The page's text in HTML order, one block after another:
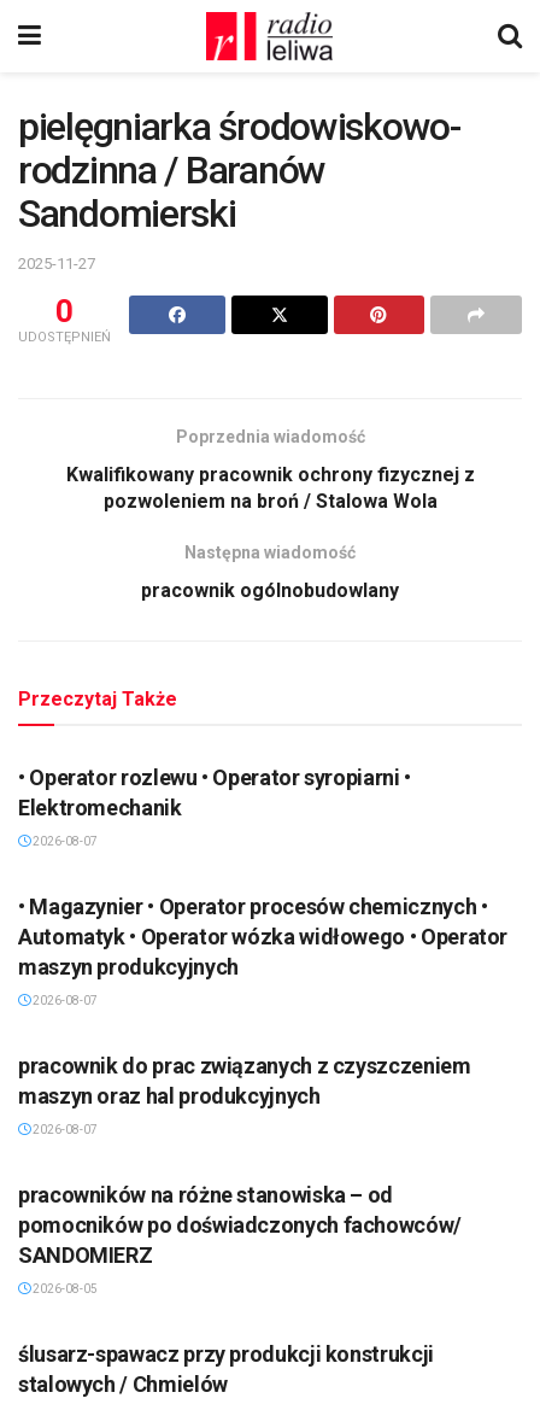
pielęgniarka środowiskowo-
rodzinna / Baranów
Sandomierski
2025-11-27
0
UDOSTĘPNIEŃ
Poprzednia wiadomość
Kwalifikowany pracownik ochrony fizycznej z
pozwoleniem na broń / Stalowa Wola
Następna wiadomość
pracownik ogólnobudowlany
Przeczytaj Także
• Operator rozlewu • Operator syropiarni •
Elektromechanik
2026-08-07
• Magazynier • Operator procesów chemicznych •
Automatyk • Operator wózka widłowego • Operator
maszyn produkcyjnych
2026-08-07
pracownik do prac związanych z czyszczeniem
maszyn oraz hal produkcyjnych
2026-08-07
pracowników na różne stanowiska – od
pomocników po doświadczonych fachowców/
SANDOMIERZ
2026-08-05
ślusarz-spawacz przy produkcji konstrukcji
stalowych / Chmielów